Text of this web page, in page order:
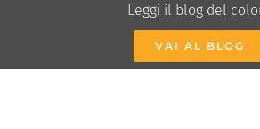
Leggi il blog del
VAI AL BLOG